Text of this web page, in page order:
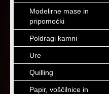
Modelirne mase in
pripomoćki
Poldragi kamni
Ure
Quilling
Papir, voščilnice in